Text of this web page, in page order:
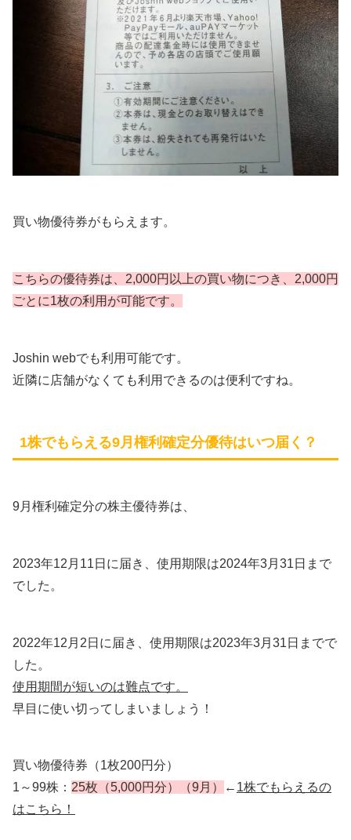
買い物優待券がもらえます。
こちらの優待券は、2,000円以上の買い物につき、2,000円
ごとに1枚の利用が可能です。
Joshin webでも利用可能です。
近隣に店舗がなくても利用できるのは便利ですね。
1株でもらえる9月権利確定分優待はいつ届く？
9月権利確定分の株主優待券は、
2023年12月11日に届き、使用期限は2024年3月31日まで
でした。
2022年12月2日に届き、使用期限は2023年3月31日までで
した。
使用期間が短いのは難点です。
早目に使い切ってしまいましょう！
買い物優待券（1枚200円分）
1～99株： 25枚（5,000円分）（9月） ← 1株でもらえるの
はこちら！